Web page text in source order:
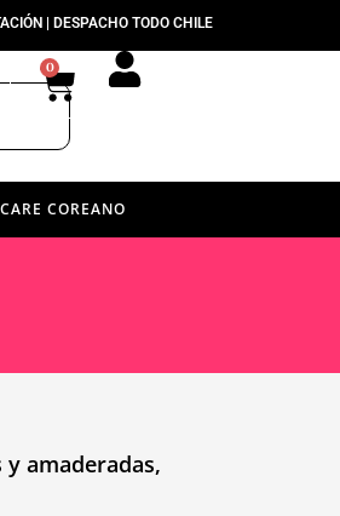
| DESPACHO TODO CHILE
0
COREANO
amaderadas,